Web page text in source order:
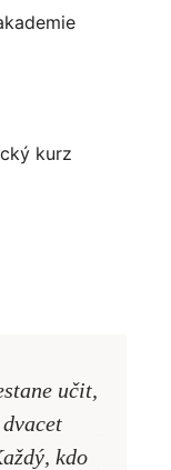
kurz
učit,
kdo